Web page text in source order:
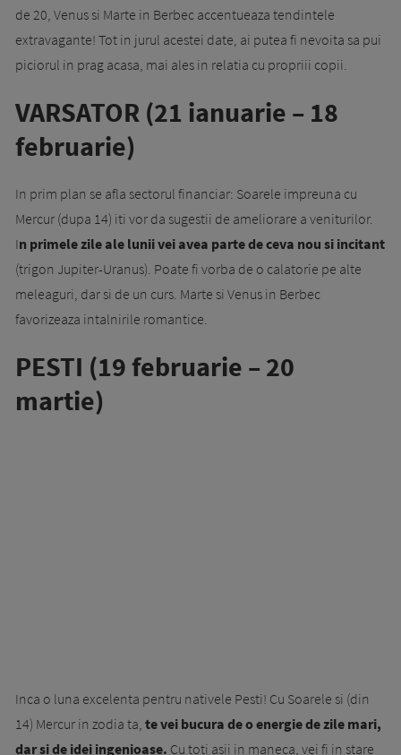
de 20, Venus si Marte in Berbec accentueaza tendintele
extravagante! Tot in jurul acestei date, ai putea fi nevoita sa pui
piciorul in prag acasa, mai ales in relatia cu propriii copii.
VARSATOR (21 ianuarie – 18
februarie)
In prim plan se afla sectorul financiar: Soarele impreuna cu
Mercur (dupa 14) iti vor da sugestii de ameliorare a veniturilor.
In primele zile ale lunii vei avea parte de ceva nou si incitant
(trigon Jupiter-Uranus). Poate fi vorba de o calatorie pe alte
meleaguri, dar si de un curs. Marte si Venus in Berbec
favorizeaza intalnirile romantice.
PESTI (19 februarie – 20
martie)
Inca o luna excelenta pentru nativele Pesti! Cu Soarele si (din
14) Mercur in zodia ta, te vei bucura de o energie de zile mari,
dar si de idei ingenioase. Cu toti asii in maneca, vei fi in stare